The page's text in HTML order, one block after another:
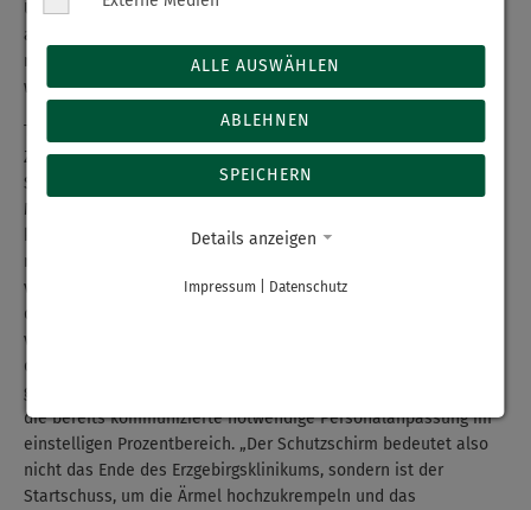
Unterstützungsmöglichkeiten in den Raum gestellt. Es hat sich
aber leider auch gezeigt, dass wir die für die Umsetzung
notwendigen rund 55. Mio. Euro nicht zur Verfügung haben
werden.“
Trotzdem geht es jetzt mit großen Schritten in eine sichere
Zukunft: „Durch die rechtzeitige Beantragung des
Schutzschirmverfahrens in Eigenverwaltung haben wir nun die
Möglichkeit, unseren Sanierungsplan umzusetzen“, stellt Koch
klar. Zwar werde das Konzept noch einmal geprüft und an die
neuen Umstände angepasst, bevor der Plan dann –
voraussichtlich in vier bis fünf Monaten – den Gläubigern und
dem Amtsgericht zur finalen Abstimmung bzw. Bestätigung
vorgelegt wird. Er gehe aber zum jetzigen Zeitpunkt davon aus,
dass die wesentlichen Eckpunkte erhalten bleiben werden. Das
gelte sowohl für den Fortbestand aller vier Standorte als auch
die bereits kommunizierte notwendige Personalanpassung im
einstelligen Prozentbereich. „Der Schutzschirm bedeutet also
nicht das Ende des Erzgebirgsklinikums, sondern ist der
Startschuss, um die Ärmel hochzukrempeln und das
ALLE AUSWÄHLEN
ABLEHNEN
SPEICHERN
Details anzeigen
Impressum Datenschutz